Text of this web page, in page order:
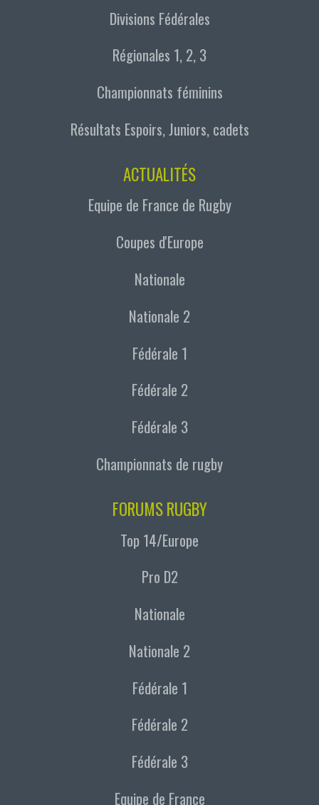
Divisions Fédérales
Régionales 1, 2, 3
Championnats féminins
Résultats Espoirs, Juniors, cadets
ACTUALITÉS
Equipe de France de Rugby
Coupes d'Europe
Nationale
Nationale 2
Fédérale 1
Fédérale 2
Fédérale 3
Championnats de rugby
FORUMS RUGBY
Top 14/Europe
Pro D2
Nationale
Nationale 2
Fédérale 1
Fédérale 2
Fédérale 3
Equipe de France